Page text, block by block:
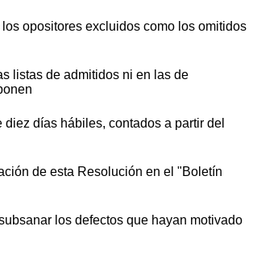
los opositores excluidos como los omitidos
listas de admitidos ni en las de
diez días hábiles, contados a partir del
de esta Resolución en el "Boletín
los defectos que hayan motivado